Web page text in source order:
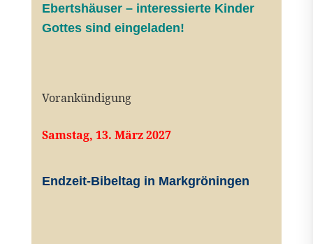
Ebertshäuser – interessierte Kinder
Gottes sind eingeladen!
Vorankündigung
Samstag, 13. März 2027
Endzeit-Bibeltag in Markgröningen